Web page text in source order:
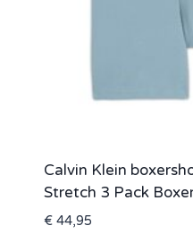
Calvin Klein
Stretch 3 Pack
€44,95